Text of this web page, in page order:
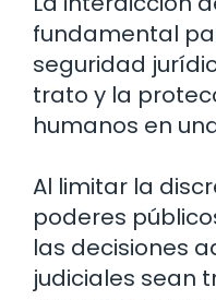
fundamental
seguridad
trato y la
humanos en
Al limitar la
poderes
las decisiones
judiciales sean